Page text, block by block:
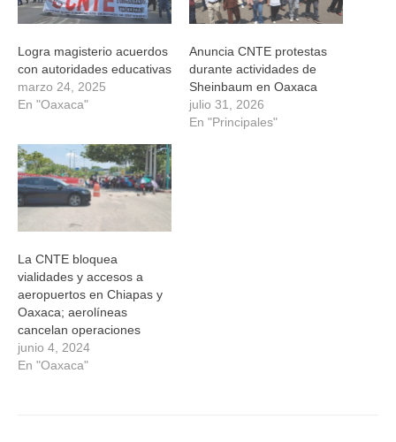
Logra magisterio acuerdos
con autoridades educativas
marzo 24, 2025
En "Oaxaca"
Anuncia CNTE protestas
durante actividades de
Sheinbaum en Oaxaca
julio 31, 2026
En "Principales"
La CNTE bloquea
vialidades y accesos a
aeropuertos en Chiapas y
Oaxaca; aerolíneas
cancelan operaciones
junio 4, 2024
En "Oaxaca"